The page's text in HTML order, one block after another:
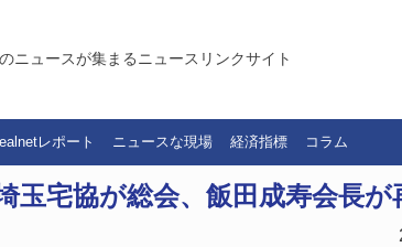
ニュースが集まるニュースリンクサイト
レポート ニュースな現場 経済指標 コラム
玉宅協が総会、飯田成寿会長